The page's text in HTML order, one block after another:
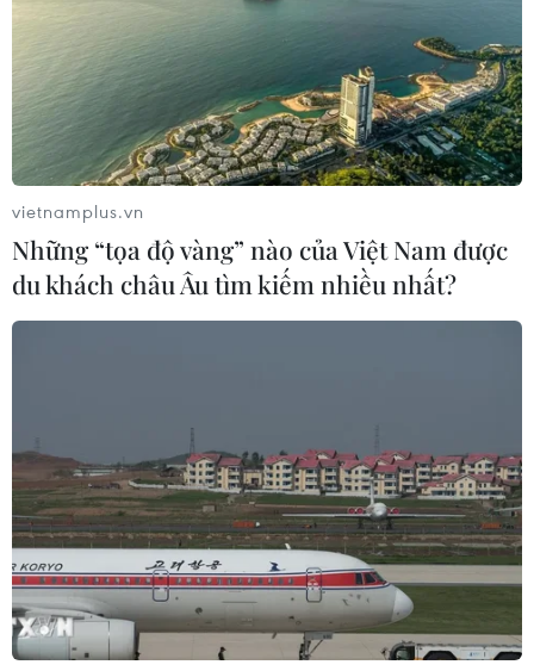
vietnamplus.vn
Những “tọa độ vàng” nào của Việt Nam được
du khách châu Âu tìm kiếm nhiều nhất?